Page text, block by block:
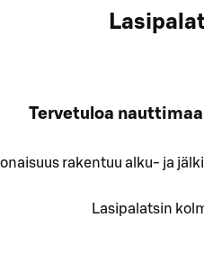
Tervetuloa
rakentuu alku- ja
Lasipalatsin